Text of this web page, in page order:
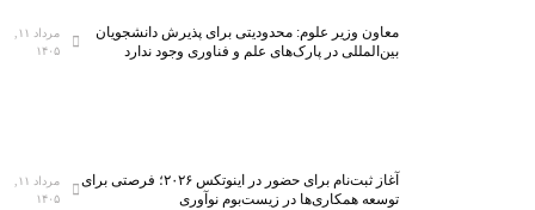
معاون وزیر علوم: محدودیتی برای پذیرش دانشجویان
بین‌المللی در پارک‌های علم و فناوری وجود ندارد
۱۴۰۵
آغاز ثبت‌نام برای حضور در اینوتکس ۲۰۲۶؛ فرصتی برای
توسعه همکاری‌ها در زیست‌بوم نوآوری
۱۴۰۵